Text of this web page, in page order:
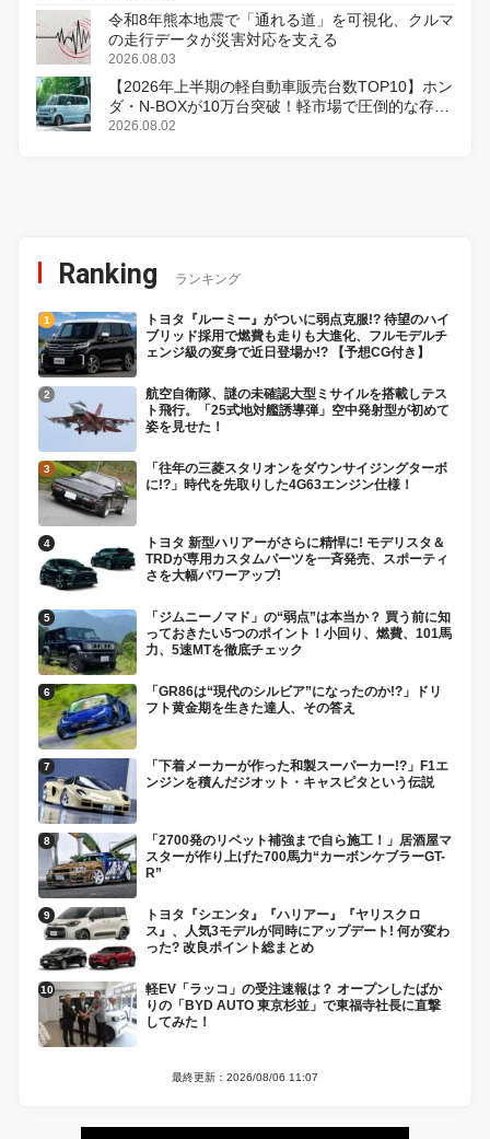
令和8年熊本地震で「通れる道」を可視化、クルマ
の走行データが災害対応を支える
2026.08.03
【2026年上半期の軽自動車販売台数TOP10】ホン
ダ・N-BOXが10万台突破！軽市場で圧倒的な存在
感
2026.08.02
Ranking ランキング
トヨタ『ルーミー』がついに弱点克服!? 待望のハイ
ブリッド採用で燃費も走りも大進化、フルモデルチ
ェンジ級の変身で近日登場か!? 【予想CG付き】
航空自衛隊、謎の未確認大型ミサイルを搭載しテス
ト飛行。「25式地対艦誘導弾」空中発射型が初めて
姿を見せた！
「往年の三菱スタリオンをダウンサイジングターボ
に!?」時代を先取りした4G63エンジン仕様！
トヨタ 新型ハリアーがさらに精悍に! モデリスタ＆
TRDが専用カスタムパーツを一斉発売、スポーティ
さを大幅パワーアップ!
「ジムニーノマド」の“弱点”は本当か？ 買う前に知
っておきたい5つのポイント！小回り、燃費、101馬
力、5速MTを徹底チェック
「GR86は“現代のシルビア”になったのか!?」ドリ
フト黄金期を生きた達人、その答え
「下着メーカーが作った和製スーパーカー!?」F1エ
ンジンを積んだジオット・キャスピタという伝説
「2700発のリベット補強まで自ら施工！」居酒屋マ
スターが作り上げた700馬力“カーボンケブラーGT-
R”
トヨタ『シエンタ』『ハリアー』『ヤリスクロ
ス』、人気3モデルが同時にアップデート! 何が変わ
った? 改良ポイント総まとめ
軽EV「ラッコ」の受注速報は？ オープンしたばか
りの「BYD AUTO 東京杉並」で東福寺社長に直撃
してみた！
最終更新：2026/08/06 11:07